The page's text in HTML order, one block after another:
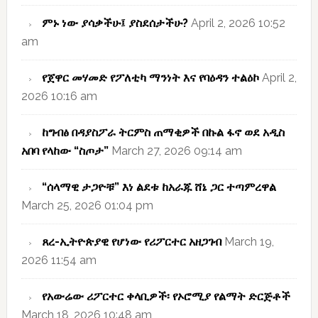
ምኑ ነው ያሳቃችሁ፤ ያስደሰታችሁ? April 2, 2026 10:52
am
የጀዋር መሃመድ የፖለቲካ ማንነት እና የባዕዳን ተልዕኮ April 2,
2026 10:16 am
ከግብፅ በዳያስፖራ ትርምስ ጠማቂዎች በኩል ፋኖ ወደ አዲስ
አበባ የላከው “ስጦታ” March 27, 2026 09:14 am
“ሰላማዊ ታጋዮቹ” እነ ልደቱ ከአራጁ ሸኔ ጋር ተጣምረዋል
March 25, 2026 01:04 pm
ጸረ-ኢትዮጵያዊ የሆነው የሪፖርተር አዘጋገብ March 19,
2026 11:54 am
የአውሬው ሪፖርተር ቀላቢዎች፡ የኦሮሚያ የልማት ድርጅቶች
March 18, 2026 10:48 am